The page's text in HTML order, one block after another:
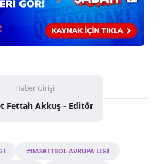
sunabilmek için İnternet
ve üçüncü kişilere ait çerezler
amacıyla
çerezler, sitemizin daha işlevsel
ve sizlere yönelik
Haber Girişi
Fettah Akkuş - Editör
#BASKETBOL AVRUPA LİGİ